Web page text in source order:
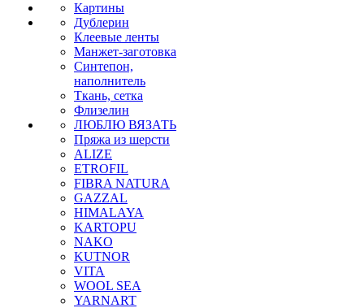
Картины
Дублерин
Клеевые ленты
Манжет-заготовка
Синтепон,
наполнитель
Ткань, сетка
Флизелин
ЛЮБЛЮ ВЯЗАТЬ
Пряжа из шерсти
ALIZE
ETROFIL
FIBRA NATURA
GAZZAL
HIMALAYA
KARTOPU
NAKO
KUTNOR
VITA
WOOL SEA
YARNART